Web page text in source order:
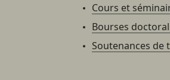
Cours et
Bourses
Soutenances de